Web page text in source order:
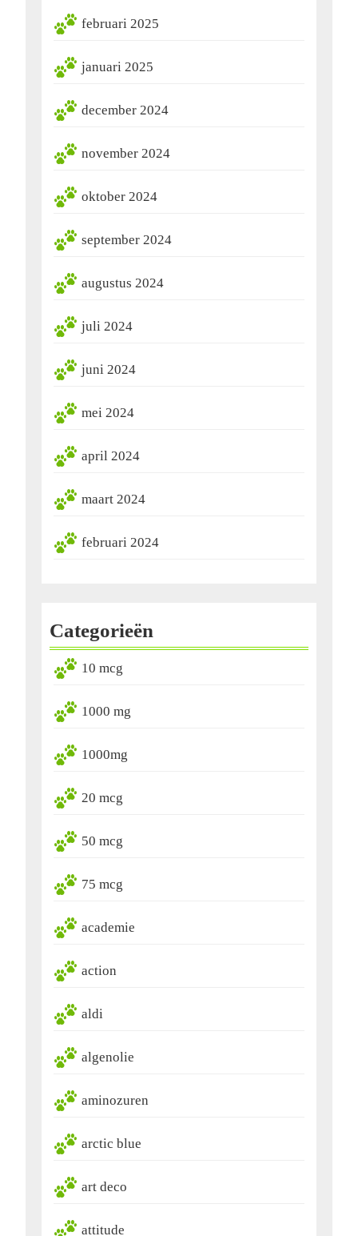
februari 2025
januari 2025
december 2024
november 2024
oktober 2024
september 2024
augustus 2024
juli 2024
juni 2024
mei 2024
april 2024
maart 2024
februari 2024
Categorieën
10 mcg
1000 mg
1000mg
20 mcg
50 mcg
75 mcg
academie
action
aldi
algenolie
aminozuren
arctic blue
art deco
attitude